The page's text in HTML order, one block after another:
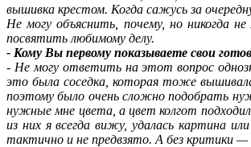
вышивка крестом. Когда сажусь за
Не могу объяснить, почему, но никогда
посвятить любимому делу.
- Кому Вы первому показываете свои
- Не могу ответить на этот вопрос
это была соседка, которая тоже
поэтому было очень сложно подобрать
нужные мне цвета, а цвет колгот
из них я всегда вижу, удалась картина
тактично и не предвзято. А без критики